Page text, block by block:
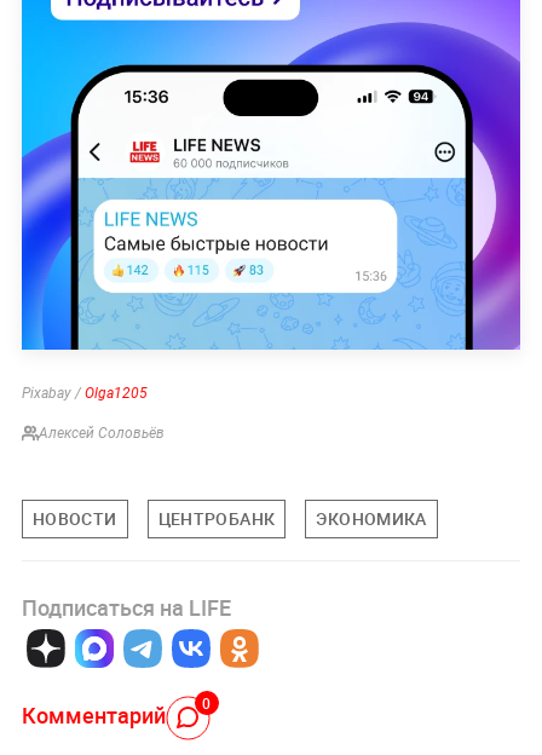
Pixabay / Olga1205
Алексей Соловьёв
НОВОСТИ ЦЕНТРОБАНК ЭКОНОМИКА
Подписаться на LIFE
Комментарий 0